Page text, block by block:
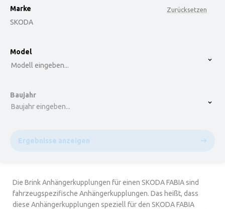
Zurücksetzen
Marke
SKODA
option , selected.
Model
Modell eingeben...
Baujahr
Baujahr eingeben...
Ergebnisse anzeigen
Die Brink Anhängerkupplungen für einen SKODA FABIA sind
fahrzeugspezifische Anhängerkupplungen. Das heißt, dass
diese Anhängerkupplungen speziell für den SKODA FABIA